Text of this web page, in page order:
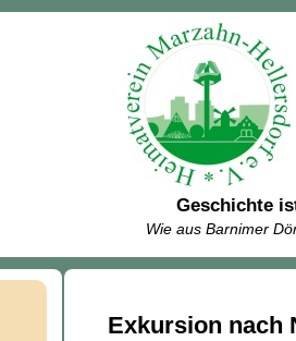
Geschichte
Wie aus Barnimer
Exkursion nach